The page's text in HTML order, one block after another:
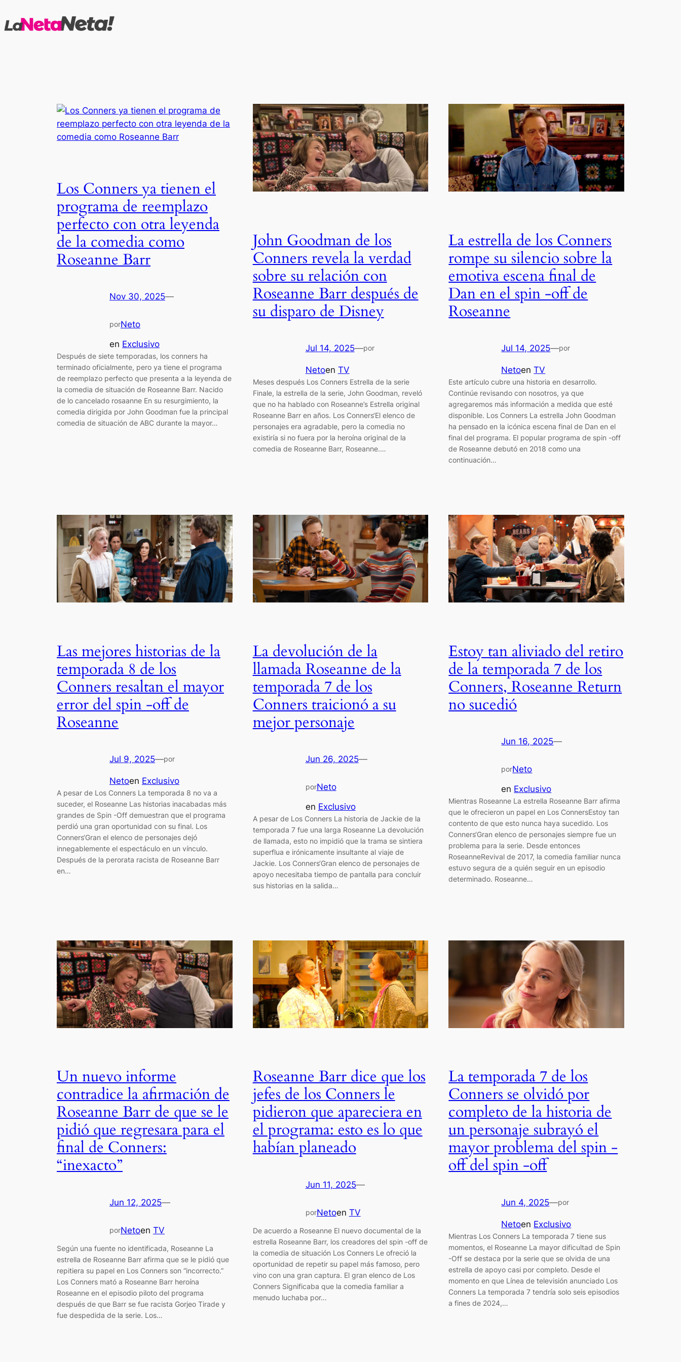
al
Los Conners ya tienen el
programa de reemplazo
perfecto con otra leyenda
de la comedia como
Roseanne Barr
Nov 30, 2025—
porNeto
en Exclusivo
Después de siete temporadas, los conners ha
terminado oficialmente, pero ya tiene el programa
de reemplazo perfecto que presenta a la leyenda de
la comedia de situación de Roseanne Barr. Nacido
de lo cancelado rosaanne En su resurgimiento, la
comedia dirigida por John Goodman fue la principal
comedia de situación de ABC durante la mayor…
John Goodman de los
Conners revela la verdad
sobre su relación con
Roseanne Barr después de
su disparo de Disney
Jul 14, 2025—por
Netoen TV
Meses después Los Conners Estrella de la serie
Finale, la estrella de la serie, John Goodman, reveló
que no ha hablado con Roseanne’s Estrella original
Roseanne Barr en años. Los Conners‘El elenco de
personajes era agradable, pero la comedia no
existiría si no fuera por la heroína original de la
comedia de Roseanne Barr, Roseanne.…
La estrella de los Conners
rompe su silencio sobre la
emotiva escena final de
Dan en el spin -off de
Roseanne
Jul 14, 2025—por
NetoenTV
Este artículo cubre una historia en desarrollo.
Continúe revisando con nosotros, ya que
agregaremos más información a medida que esté
disponible. Los Conners La estrella John Goodman
ha pensado en la icónica escena final de Dan en el
final del programa. El popular programa de spin -off
de Roseanne debutó en 2018 como una
continuación…
Las mejores historias de la
temporada 8 de los
Conners resaltan el mayor
error del spin -off de
Roseanne
Jul 9, 2025—por
Netoen Exclusivo
A pesar de Los Conners La temporada 8 no va a
suceder, el Roseanne Las historias inacabadas más
grandes de Spin -Off demuestran que el programa
perdió una gran oportunidad con su final. Los
Conners‘Gran el elenco de personajes dejó
innegablemente el espectáculo en un vínculo.
Después de la perorata racista de Roseanne Barr
en…
La devolución de la
llamada Roseanne de la
temporada 7 de los
Conners traicionó a su
mejor personaje
Jun 26, 2025—
porNeto
en Exclusivo
A pesar de Los Conners La historia de Jackie de la
temporada 7 fue una larga Roseanne La devolución
de llamada, esto no impidió que la trama se sintiera
superflua e irónicamente insultante al viaje de
Jackie. Los Conners‘Gran elenco de personajes de
apoyo necesitaba tiempo de pantalla para concluir
sus historias en la salida…
Estoy tan aliviado del retiro
de la temporada 7 de los
Conners, Roseanne Return
no sucedió
Jun 16, 2025—
porNeto
en Exclusivo
Mientras Roseanne La estrella Roseanne Barr afirma
que le ofrecieron un papel en Los ConnersEstoy tan
contento de que esto nunca haya sucedido. Los
Conners‘Gran elenco de personajes siempre fue un
problema para la serie. Desde entonces
RoseanneRevival de 2017, la comedia familiar nunca
estuvo segura de a quién seguir en un episodio
determinado. Roseanne…
Un nuevo informe
contradice la afirmación de
Roseanne Barr de que se le
pidió que regresara para el
final de Conners:
“inexacto”
Jun 12, 2025—
porNetoen TV
Según una fuente no identificada, Roseanne La
estrella de Roseanne Barr afirma que se le pidió que
repitiera su papel en Los Conners son “incorrecto.”
Los Conners mató a Roseanne Barr heroína
Roseanne en el episodio piloto del programa
después de que Barr se fue racista Gorjeo Tirade y
fue despedida de la serie. Los…
Roseanne Barr dice que los
jefes de los Conners le
pidieron que apareciera en
el programa: esto es lo que
habían planeado
Jun 11, 2025—
porNetoen TV
De acuerdo a Roseanne El nuevo documental de la
estrella Roseanne Barr, los creadores del spin -off de
la comedia de situación Los Conners Le ofreció la
oportunidad de repetir su papel más famoso, pero
vino con una gran captura. El gran elenco de Los
Conners Significaba que la comedia familiar a
menudo luchaba por…
La temporada 7 de los
Conners se olvidó por
completo de la historia de
un personaje subrayó el
mayor problema del spin -
off del spin -off
Jun 4, 2025—por
Netoen Exclusivo
Mientras Los Conners La temporada 7 tiene sus
momentos, el Roseanne La mayor dificultad de Spin
-Off se destaca por la serie que se olvida de una
estrella de apoyo casi por completo. Desde el
momento en que Línea de televisión anunciado Los
Conners La temporada 7 tendría solo seis episodios
a fines de 2024,…